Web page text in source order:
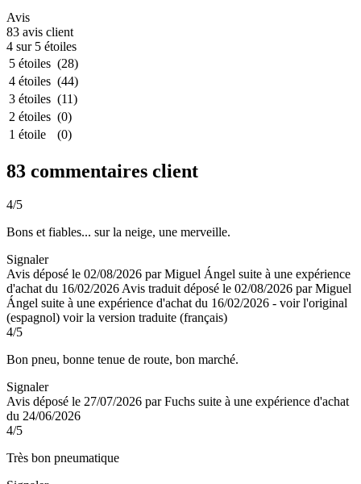
Avis
83 avis client
4 sur 5 étoiles
5 étoiles (28)
4 étoiles (44)
3 étoiles (11)
2 étoiles (0)
1 étoile
(0)
83 commentaires client
4/5
Bons et fiables... sur la neige, une merveille.
Signaler
Avis déposé le 02/08/2026 par Miguel Ángel suite à une expérience
d'achat du 16/02/2026Avis traduit déposé le 02/08/2026 par Miguel
Ángel suite à une expérience d'achat du 16/02/2026 - voir l'original
(espagnol) voir la version traduite (français)
4/5
Bon pneu, bonne tenue de route, bon marché.
Signaler
Avis déposé le 27/07/2026 par Fuchs suite à une expérience d'achat
du 24/06/2026
4/5
Très bon pneumatique